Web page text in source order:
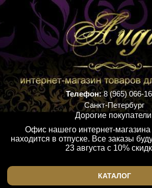
Телефон:8 (965) 066-
Санкт-Петербург
Дорогие
Офис нашего интернет-магазина
находится в отпуске. Все заказы
23 августа с 10%
КАТАЛОГ